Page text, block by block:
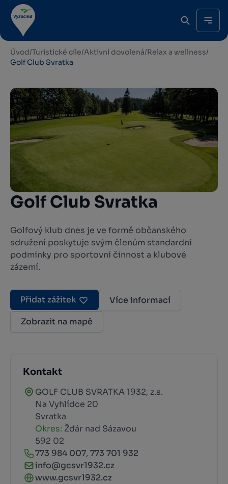
Úvod/Turistické cíle/Aktivní dovolená/Relax a wellness/
Golf Club Svratka
Golf Club Svratka
Golfový klub dnes je ve formě občanského
sdružení poskytuje svým členům standardní
podmínky pro sportovní činnost a klubové
zázemí.
Přidat zážitek
Více informací
Zobrazit na mapě
Kontakt
GOLF CLUB SVRATKA 1932, z.s.
Na Vyhlídce 20
Svratka
Okres: Žďár nad Sázavou
592 02
773 984 007, 773 701 932
info@gcsvr1932.cz
www.gcsvr1932.cz